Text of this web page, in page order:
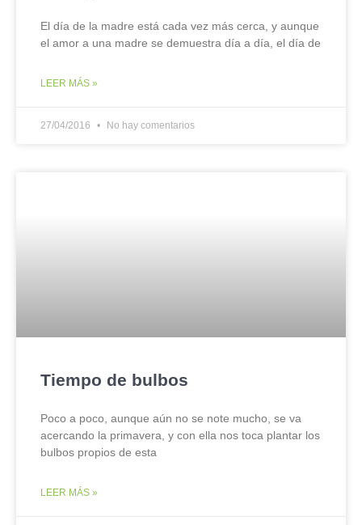
El día de la madre está cada vez más cerca, y aunque
el amor a una madre se demuestra día a día, el día de
LEER MÁS »
27/04/2016 No hay comentarios
Tiempo de bulbos
Poco a poco, aunque aún no se note mucho, se va
acercando la primavera, y con ella nos toca plantar los
bulbos propios de esta
LEER MÁS »